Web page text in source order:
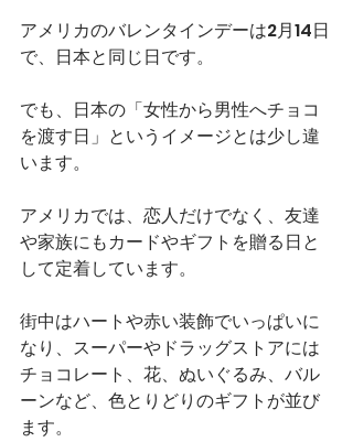
アメリカのバレンタインデーは2月14日
で、日本と同じ日です。
でも、日本の「女性から男性へチョコ
を渡す日」というイメージとは少し違
います。
アメリカでは、恋人だけでなく、友達
や家族にもカードやギフトを贈る日と
して定着しています。
街中はハートや赤い装飾でいっぱいに
なり、スーパーやドラッグストアには
チョコレート、花、ぬいぐるみ、バル
ーンなど、色とりどりのギフトが並び
ます。